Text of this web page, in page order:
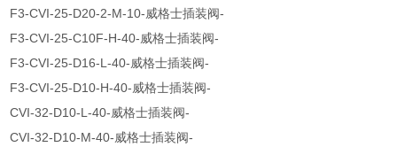
F3-CVI-25-D20-2-M-10-威格士插装阀-
F3-CVI-25-C10F-H-40-威格士插装阀-
F3-CVI-25-D16-L-40-威格士插装阀-
F3-CVI-25-D10-H-40-威格士插装阀-
CVI-32-D10-L-40-威格士插装阀-
CVI-32-D10-M-40-威格士插装阀-